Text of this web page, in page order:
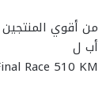
من أقوي المنتجين
أب ل
Race 510 KM 👌